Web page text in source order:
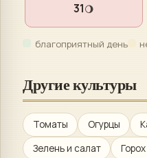
31🌖
благоприятный день
Другие культуры
Томаты Огурцы
Зелень и салат
Горох